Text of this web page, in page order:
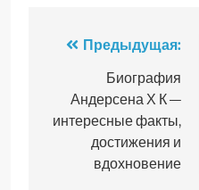
Навигация
записям
Предыдущая:
Биография
Андерсена Х К —
интересные факты,
достижения и
вдохновение